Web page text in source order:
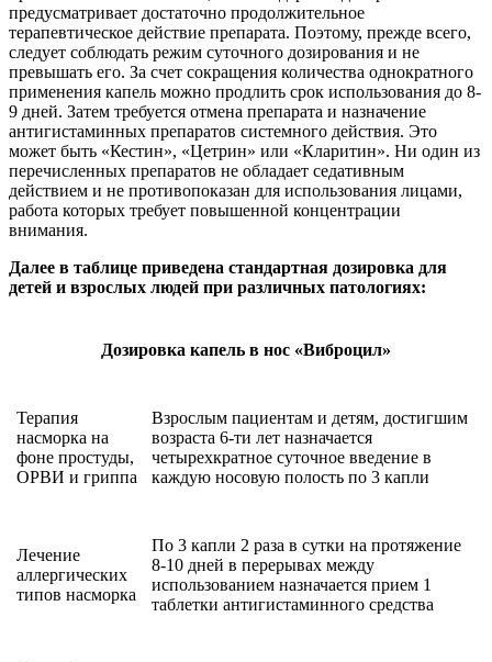
предусматривает достаточно продолжительное
терапевтическое действие препарата. Поэтому, прежде всего,
следует соблюдать режим суточного дозирования и не
превышать его. За счет сокращения количества однократного
применения капель можно продлить срок использования до 8-
9 дней. Затем требуется отмена препарата и назначение
антигистаминных препаратов системного действия. Это
может быть «Кестин», «Цетрин» или «Кларитин». Ни один из
перечисленных препаратов не обладает седативным
действием и не противопоказан для использования лицами,
работа которых требует повышенной концентрации
внимания.
Далее в таблице приведена стандартная дозировка для
детей и взрослых людей при различных патологиях:
Дозировка капель в нос «Виброцил»
Терапия
насморка на
фоне простуды,
ОРВИ и гриппа
Взрослым пациентам и детям, достигшим
возраста 6-ти лет назначается
четырехкратное суточное введение в
каждую носовую полость по 3 капли
Лечение
аллергических
типов насморка
По 3 капли 2 раза в сутки на протяжение
8-10 дней в перерывах между
использованием назначается прием 1
таблетки антигистаминного средства